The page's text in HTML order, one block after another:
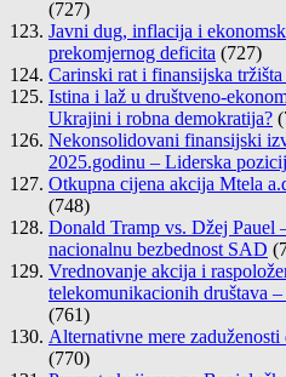
(727)
Javni dug, inflacija i
prekomjernog deficita (727)
Carinski rat i finansijska
Istina i laž u društveno-
Ukrajini i robna demokratija?
Nekonsolidovani finansijski
2025.godinu – Liderska
Otkupna cijena akcija Mtela
(748)
Donald Tramp vs. Džej Pauel
nacionalnu bezbednost SAD
Vrednovanje akcija i
telekomunikacionih društava
(761)
Alternativne mere
(770)